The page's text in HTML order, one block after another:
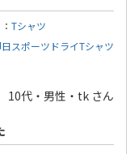
Tシャツ
日スポーツドライTシャツ
10代・男性・tk さん